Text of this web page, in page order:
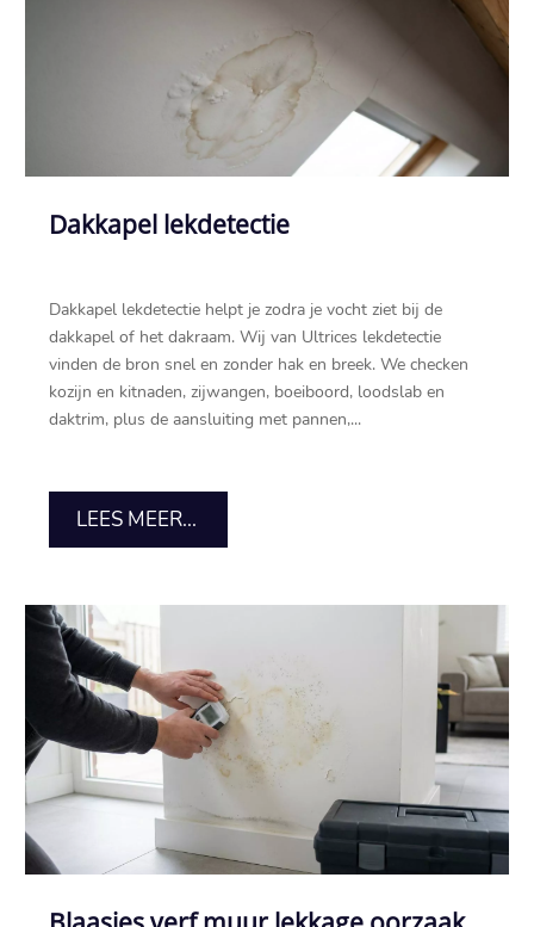
Dakkapel lekdetectie
Dakkapel lekdetectie helpt je zodra je vocht ziet bij de
dakkapel of het dakraam.​ Wij van Ultrices lekdetectie
vinden de bron snel en zonder hak en breek.​ We checken
kozijn en kitnaden, zijwangen, boeiboord, loodslab en
daktrim, plus de aansluiting met pannen,...
LEES MEER...